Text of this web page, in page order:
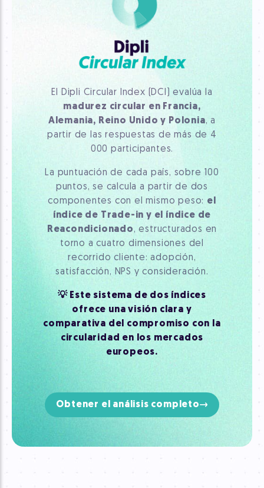
El Dipli Circular Index (DCI) evalúa la
madurez circular en Francia,
Alemania, Reino Unido y Polonia, a
partir de las respuestas de más de 4
000 participantes.
La puntuación de cada país, sobre 100
puntos, se calcula a partir de dos
componentes con el mismo peso: el
índice de Trade-in y el índice de
Reacondicionado, estructurados en
torno a cuatro dimensiones del
recorrido cliente: adopción,
satisfacción, NPS y consideración.
💡 Este sistema de dos índices
ofrece una visión clara y
comparativa del compromiso con la
circularidad en los mercados
europeos.
Obtener el análisis completo